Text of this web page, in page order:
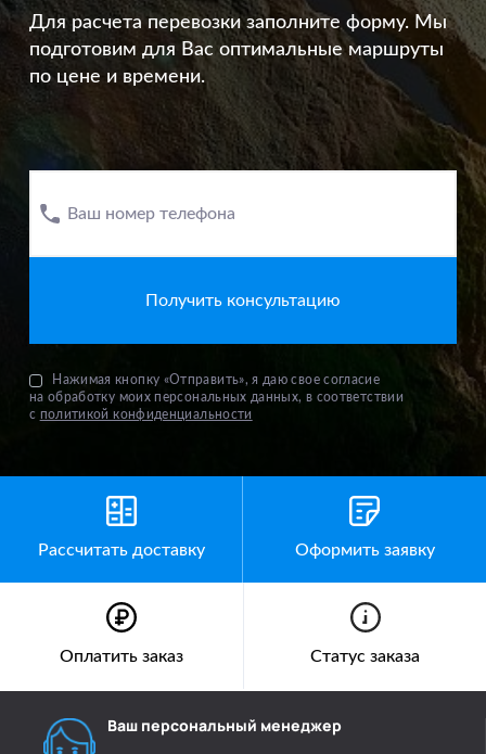
Для расчета перевозки заполните форму. Мы
подготовим для Вас оптимальные маршруты
по цене и времени.
Ваш номер телефона
Нажимая кнопку «Отправить», я даю свое согласие
на обработку моих персональных данных, в соответствии
с политикой конфиденциальности
Рассчитать доставку Оформить заявку
Оплатить заказ Статус заказа
Ваш персональный менеджер